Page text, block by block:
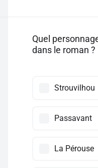
Quel
dans le roman ?
Strouvilhou
Passavant
La Pérouse